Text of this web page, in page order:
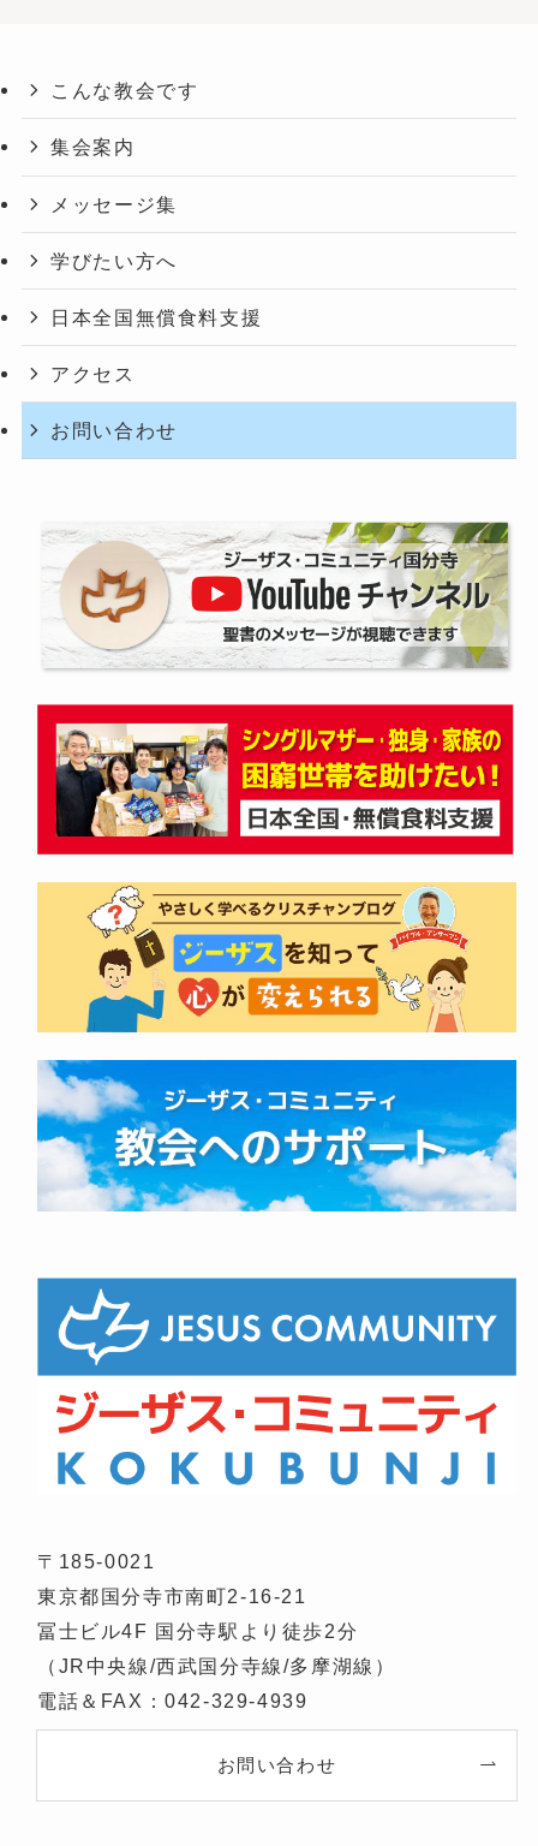
こんな教会です
集会案内
メッセージ集
学びたい方へ
日本全国無償食料支援
アクセス
お問い合わせ
〒185-0021
東京都国分寺市南町2-16-21
冨士ビル4F 国分寺駅より徒歩2分
（JR中央線/西武国分寺線/多摩湖線）
電話＆FAX：042-329-4939
お問い合わせ